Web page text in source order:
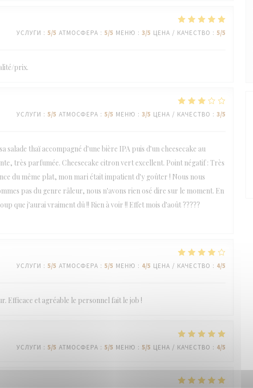
УСЛУГИ : 5/5 АТМОСФЕРА : 5/5 МЕНЮ : 3/5 ЦЕНА / КАЧЕСТВО : 5/5
prix.
УСЛУГИ : 5/5 АТМОСФЕРА : 5/5 МЕНЮ : 3/5 ЦЕНА / КАЧЕСТВО : 3/5
thaï accompagné d'une bière IPA puis d'un cheesecake au
très parfumée. Cheesecake citron vert excellent. Point négatif : Très
du même plat, mon mari était impatient d'y goûter ! Nous nous
pas du genre râleur, nous n'avons rien osé dire sur le moment. En
que j'aurai vraiment dû !! Rien à voir !! Effet mois d'août ?????
УСЛУГИ : 5/5 АТМОСФЕРА : 5/5 МЕНЮ : 4/5 ЦЕНА / КАЧЕСТВО : 4/5
Efficace et agréable le personnel fait le job !
УСЛУГИ : 5/5 АТМОСФЕРА : 5/5 МЕНЮ : 5/5 ЦЕНА / КАЧЕСТВО : 4/5